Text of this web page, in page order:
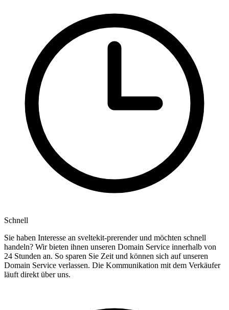
Schnell
Sie haben Interesse an sveltekit-prerender und möchten schnell
handeln? Wir bieten ihnen unseren Domain Service innerhalb von
24 Stunden an. So sparen Sie Zeit und können sich auf unseren
Domain Service verlassen. Die Kommunikation mit dem Verkäufer
läuft direkt über uns.